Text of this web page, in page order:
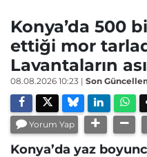
Konya’da 500
ettiği mor
Lavantaların
08.08.2026 10:23 | Son
Yorum Yap
Konya’da yaz